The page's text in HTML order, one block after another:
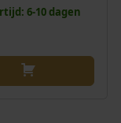
6-10 dagen